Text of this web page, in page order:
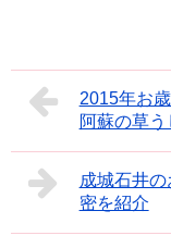
2015年お
阿蘇の草
成城石井
密を紹介